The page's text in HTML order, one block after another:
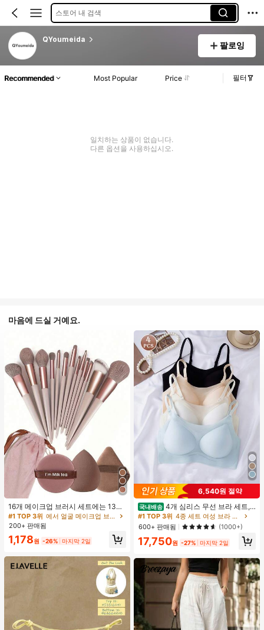
스토어 내 검색
QYoumeida
팔로잉
Recommended Most Popular Price 필터
일치하는 상품이 없습니다.
다른 옵션을 사용하십시오.
마음에 드실 거예요.
16개 메이크업 브러시 세트에는 13개
메이크업 브러시, 1개 눈물 모양 메이
크업 스펀지, 1개 둥근 쿠션 파우더 브
러시, 1개 삼각형 메이크업 스펀지가
포함되어 있습니다 - 클래식 세트. 부
드럽고 피부 친화적인 합성 모로 만들
어졌습니다. 여성과 소녀에게 완벽하
며, 가을과 겨울에 이상적입니다.
#1 TOP 3위
에서 얼굴 메이크업 브러시 세트
200+ 판매됨
1,178원 -26% 마지막 2일
6,540원 절약
국내배송 4개 심리스 무선 브라 세트,
작은 가슴 보정, 초박형 통기성 아이스
실크 섹시 편안한 백리스 란제리 브라,
조절 가능
#1 TOP 3위
4종 세트 여성 브라 & 브랄렛
600+ 판매됨
(1000+)
17,750원 -27% 마지막 2일